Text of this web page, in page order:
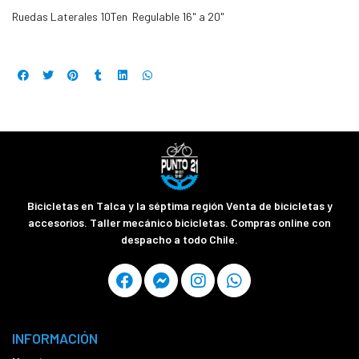
Ruedas Laterales 10Ten Regulable 16" a 20"
Bicicletas en Talca y la séptima región Venta de bicicletas y
accesorios. Taller mecánico bicicletas. Compras online con
despacho a todo Chile.
INFORMACIÓN